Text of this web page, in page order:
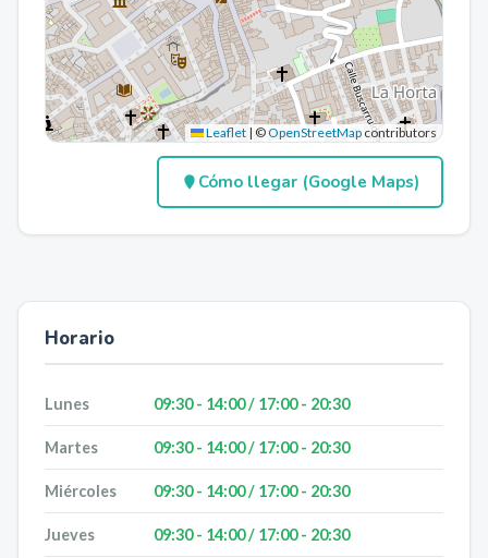
Leaflet | ©OpenStreetMap contributors
Cómo llegar (Google Maps)
Horario
Lunes 09:30 - 14:00 / 17:00 - 20:30
Martes 09:30 - 14:00 / 17:00 - 20:30
Miércoles 09:30 - 14:00 / 17:00 - 20:30
Jueves 09:30 - 14:00 / 17:00 - 20:30